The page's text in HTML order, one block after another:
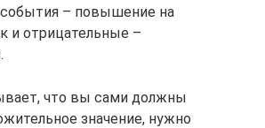
– повышение на
и отрицательные –
что вы сами должны
значение, нужно